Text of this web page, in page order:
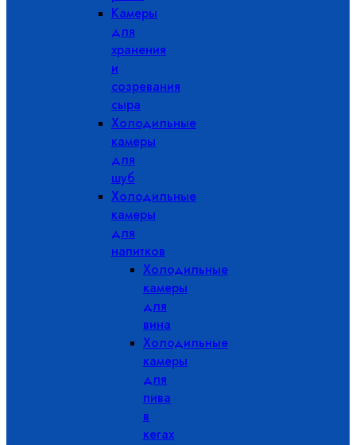
Камеры
для
хранения
и
созревания
сыра
Холодильные
камеры
для
шуб
Холодильные
камеры
для
напитков
Холодильные
камеры
для
вина
Холодильные
камеры
для
пива
в
кегах